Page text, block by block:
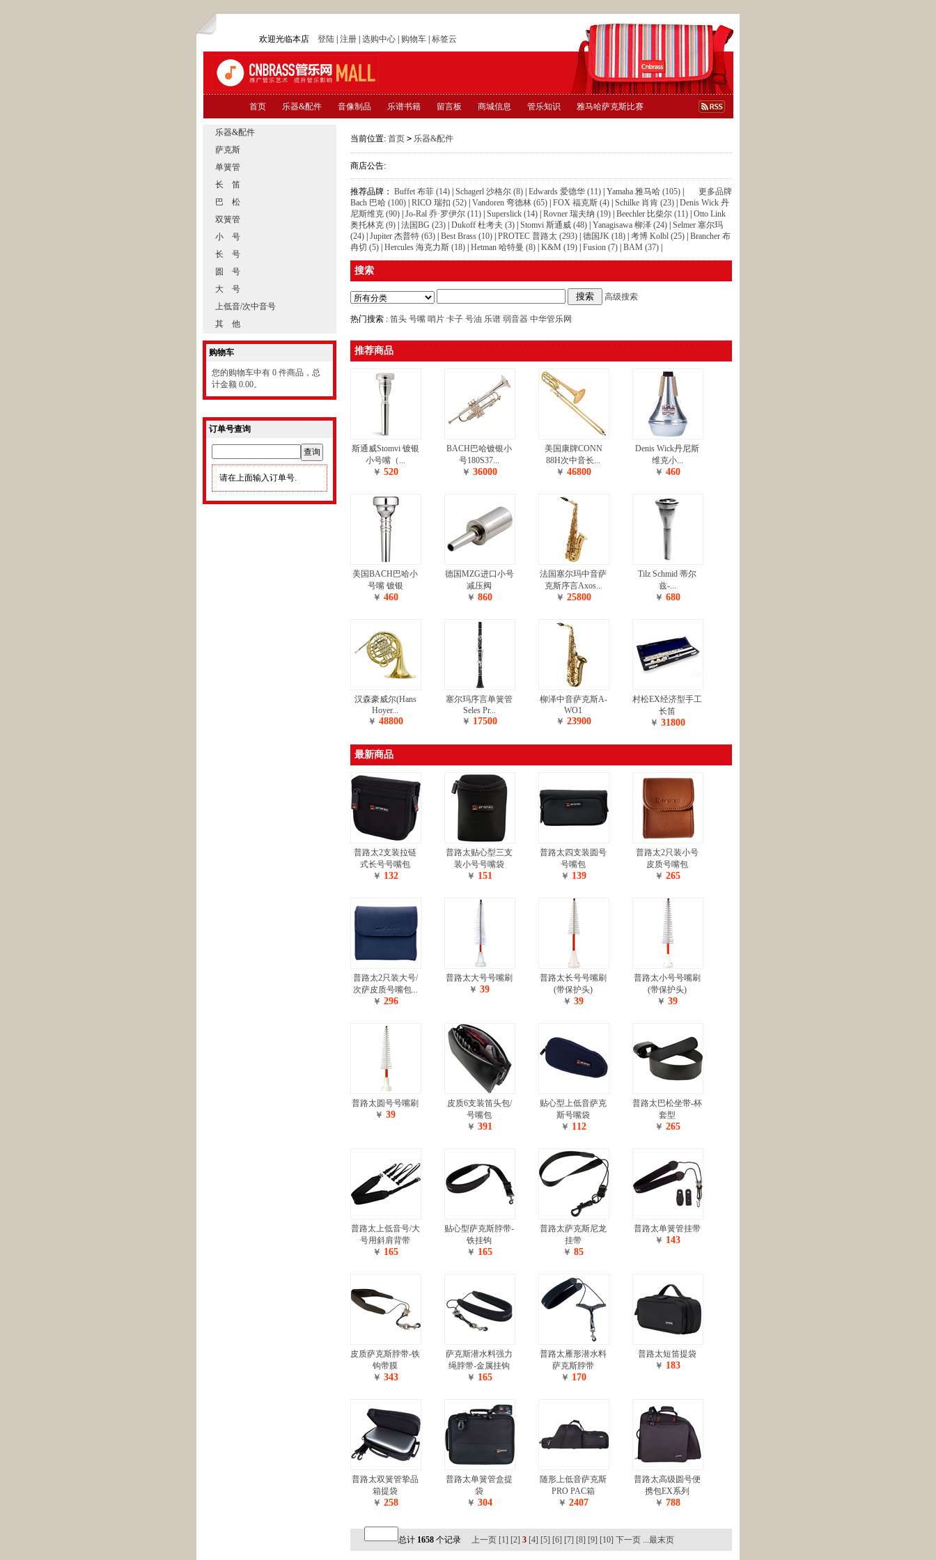
欢迎光临本店 登陆| 注册| 选购中心| 购物车| 标签云
首页 乐器&配件 音像制品 乐谱书籍 留言板 商城信息 管乐知识 雅马哈萨克斯比赛
乐器&配件
萨克斯
单簧管
长 笛
巴 松
双簧管
小 号
长 号
圆 号
大 号
上低音/次中音号
其 他
购物车
您的购物车中有 0 件商品，总
计金额 0.00。
订单号查询
请在上面输入订单号.
当前位置: 首页 > 乐器&配件
商店公告:
更多品牌
推荐品牌： Buffet 布菲 (14) Schagerl 沙格尔 (8) Edwards 爱德华 (11) Yamaha 雅马哈 (105)
Bach 巴哈 (100) RICO 瑞扣 (52) Vandoren 弯德林 (65) FOX 福克斯 (4) Schilke 肖肯 (23) Denis Wick 丹
尼斯维克 (90) Jo-Ral 乔·罗伊尔 (11) Superslick (14) Rovner 瑞夫纳 (19) Beechler 比柴尔 (11) Otto Link
奥托林克 (9) 法国BG (23) Dukoff 杜考夫 (3) Stomvi 斯通威 (48) Yanagisawa 柳泽 (24) Selmer 塞尔玛
(24) Jupiter 杰普特 (63) Best Brass (10) PROTEC 普路太 (293) 德国JK (18) 考博 Kolbl (25) Brancher 布
冉切 (5) Hercules 海克力斯 (18) Hetman 哈特曼 (8) K&M (19) Fusion (7) BAM (37)
搜索
高级搜索
热门搜索 : 笛头 号嘴 哨片 卡子 号油 乐谱 弱音器 中华管乐网
推荐商品
斯通威Stomvi 镀银
小号嘴（...
￥ 520
BACH巴哈镀银小
号180S37...
￥ 36000
美国康牌CONN
88H次中音长...
￥ 46800
Denis Wick丹尼斯
维克小...
￥ 460
美国BACH巴哈小
号嘴 镀银
￥ 460
德国MZG进口小号
减压阀
￥ 860
法国塞尔玛中音萨
克斯序言Axos...
￥ 25800
Tilz Schmid 蒂尔
兹-...
￥ 680
汉森豪威尔(Hans
Hoyer...
￥ 48800
塞尔玛序言单簧管
Seles Pr...
￥ 17500
柳泽中音萨克斯A-
WO1
￥ 23900
村松EX经济型手工
长笛
￥ 31800
最新商品
普路太2支装拉链
式长号号嘴包
￥ 132
普路太贴心型三支
装小号号嘴袋
￥ 151
普路太四支装圆号
号嘴包
￥ 139
普路太2只装小号
皮质号嘴包
￥ 265
普路太2只装大号/
次萨皮质号嘴包...
￥ 296
普路太大号号嘴刷
￥ 39
普路太长号号嘴刷
(带保护头)
￥ 39
普路太小号号嘴刷
(带保护头)
￥ 39
普路太圆号号嘴刷
￥ 39
皮质6支装笛头包/
号嘴包
￥ 391
贴心型上低音萨克
斯号嘴袋
￥ 112
普路太巴松坐带-杯
套型
￥ 265
普路太上低音号/大
号用斜肩背带
￥ 165
贴心型萨克斯脖带-
铁挂钩
￥ 165
普路太萨克斯尼龙
挂带
￥ 85
普路太单簧管挂带
￥ 143
皮质萨克斯脖带-铁
钩带膜
￥ 343
萨克斯潜水料强力
绳脖带-金属挂钩
￥ 165
普路太雁形潜水料
萨克斯脖带
￥ 170
普路太短笛提袋
￥ 183
普路太双簧管挚品
箱提袋
￥ 258
普路太单簧管盒提
袋
￥ 304
随形上低音萨克斯
PRO PAC箱
￥ 2407
普路太高级圆号便
携包EX系列
￥ 788
总计 1658 个记录 上一页 [1] [2] 3 [4] [5] [6] [7] [8] [9] [10] 下一页 ...最末页